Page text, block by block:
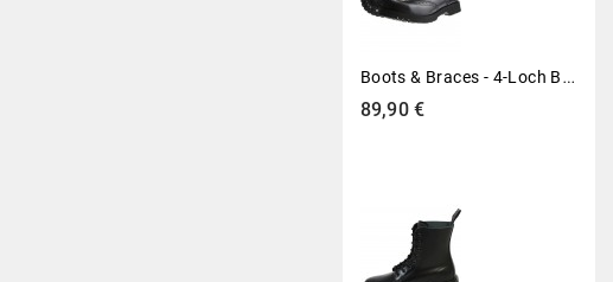
B
Oots & Braces - 4-Loch Budapester Schwarz
Preis
89,90 €